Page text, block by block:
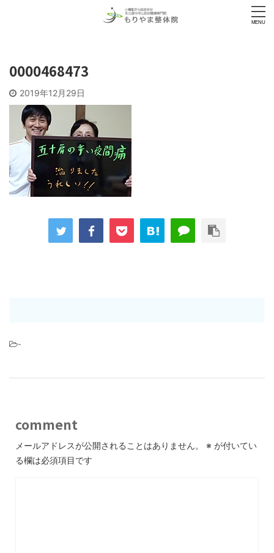
0000468473
2019年12月29日
-
comment
メールアドレスが公開されることはありません。 ※ が付いてい
る欄は必須項目です